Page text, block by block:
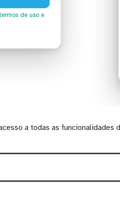
de uso e
a todas as funcionalidades